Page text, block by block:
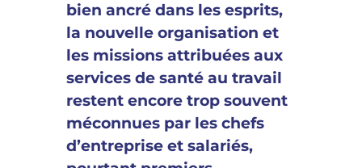
bien ancré dans les esprits,
la nouvelle organisation et
les missions attribuées aux
services de santé au travail
restent encore trop souvent
méconnues par les chefs
d’entreprise et salariés,